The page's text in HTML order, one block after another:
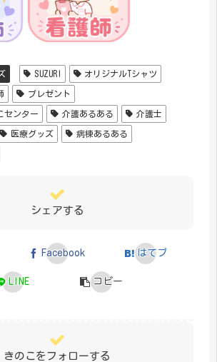
SUZURI オリジナルTシャツ
プレゼント
センター 介護あるある 介護士
医療グッズ 病棟あるある
シェアする
Facebook はてブ
LINE コピー
きのこをフォローする